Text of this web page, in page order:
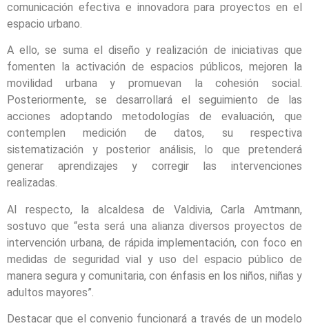
comunicación efectiva e innovadora para proyectos en el
espacio urbano.
A ello, se suma el diseño y realización de iniciativas que
fomenten la activación de espacios públicos, mejoren la
movilidad urbana y promuevan la cohesión social.
Posteriormente, se desarrollará el seguimiento de las
acciones adoptando metodologías de evaluación, que
contemplen medición de datos, su respectiva
sistematización y posterior análisis, lo que pretenderá
generar aprendizajes y corregir las intervenciones
realizadas.
Al respecto, la alcaldesa de Valdivia, Carla Amtmann,
sostuvo que “esta será una alianza diversos proyectos de
intervención urbana, de rápida implementación, con foco en
medidas de seguridad vial y uso del espacio público de
manera segura y comunitaria, con énfasis en los niños, niñas y
adultos mayores”.
Destacar que el convenio funcionará a través de un modelo